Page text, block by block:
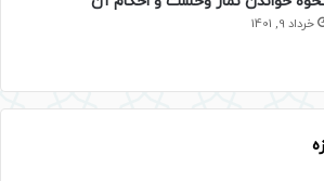
خرداد 9, 1401